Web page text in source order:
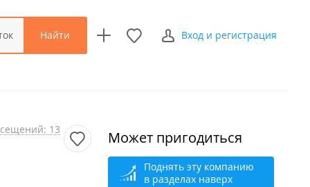
Найти Вход и регистрация
13 Может пригодиться
Поднять эту компанию
в разделах наверх